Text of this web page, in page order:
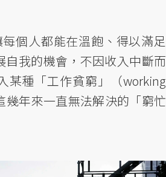
個人都能在溫飽、得以滿足
自我的機會，不因收入中斷而
某種「工作貧窮」（working
幾年來一直無法解決的「窮忙